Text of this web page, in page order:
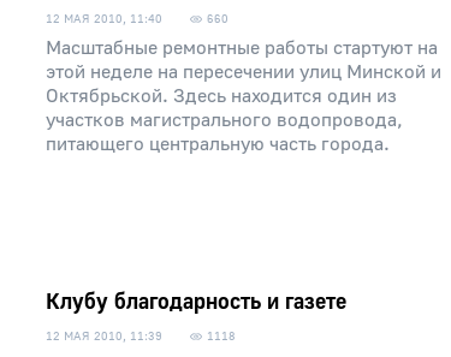
12 МАЯ 2010, 11:40 660
Масштабные ремонтные работы стартуют на
этой неделе на пересечении улиц Минской и
Октябрьской. Здесь находится один из
участков магистрального водопровода,
питающего центральную часть города.
Клубу благодарность и газете
12 МАЯ 2010, 11:39 1118